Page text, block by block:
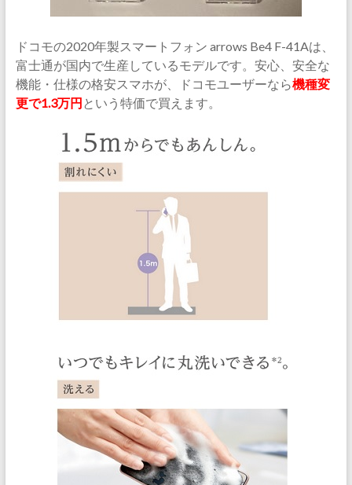
ドコモの2020年製スマートフォン arrows Be4 F-41Aは、
富士通が国内で生産しているモデルです。安心、安全な
機能・仕様の格安スマホが、ドコモユーザーなら機種変
更で1.3万円 という特価で買えます。